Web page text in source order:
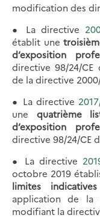
modification des
● La directive
établit une
d’exposition
directive 98/24/
de la directive
● La directive
une quatrième
d’exposition
directive 98/24/CE
● La directive
octobre 2019
limites
application de la
modifiant la